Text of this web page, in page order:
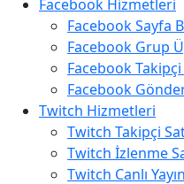
Facebook Hizmetleri
Facebook Sayfa
Facebook Grup
Facebook Takipçi
Facebook
Twitch Hizmetleri
Twitch Takipçi
Twitch İzlenme
Twitch Canlı